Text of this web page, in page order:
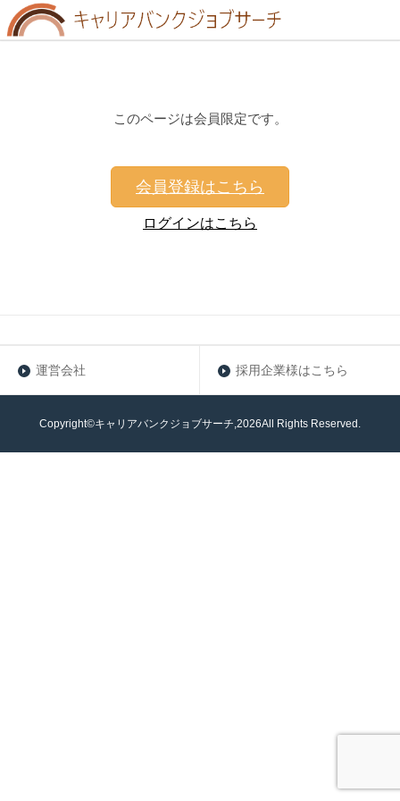
このページは会員限定です。
会員登録はこちら
ログインはこちら
運営会社 採用企業様はこちら
Copyright©キャリアバンクジョブサーチ,2026All Rights Reserved.